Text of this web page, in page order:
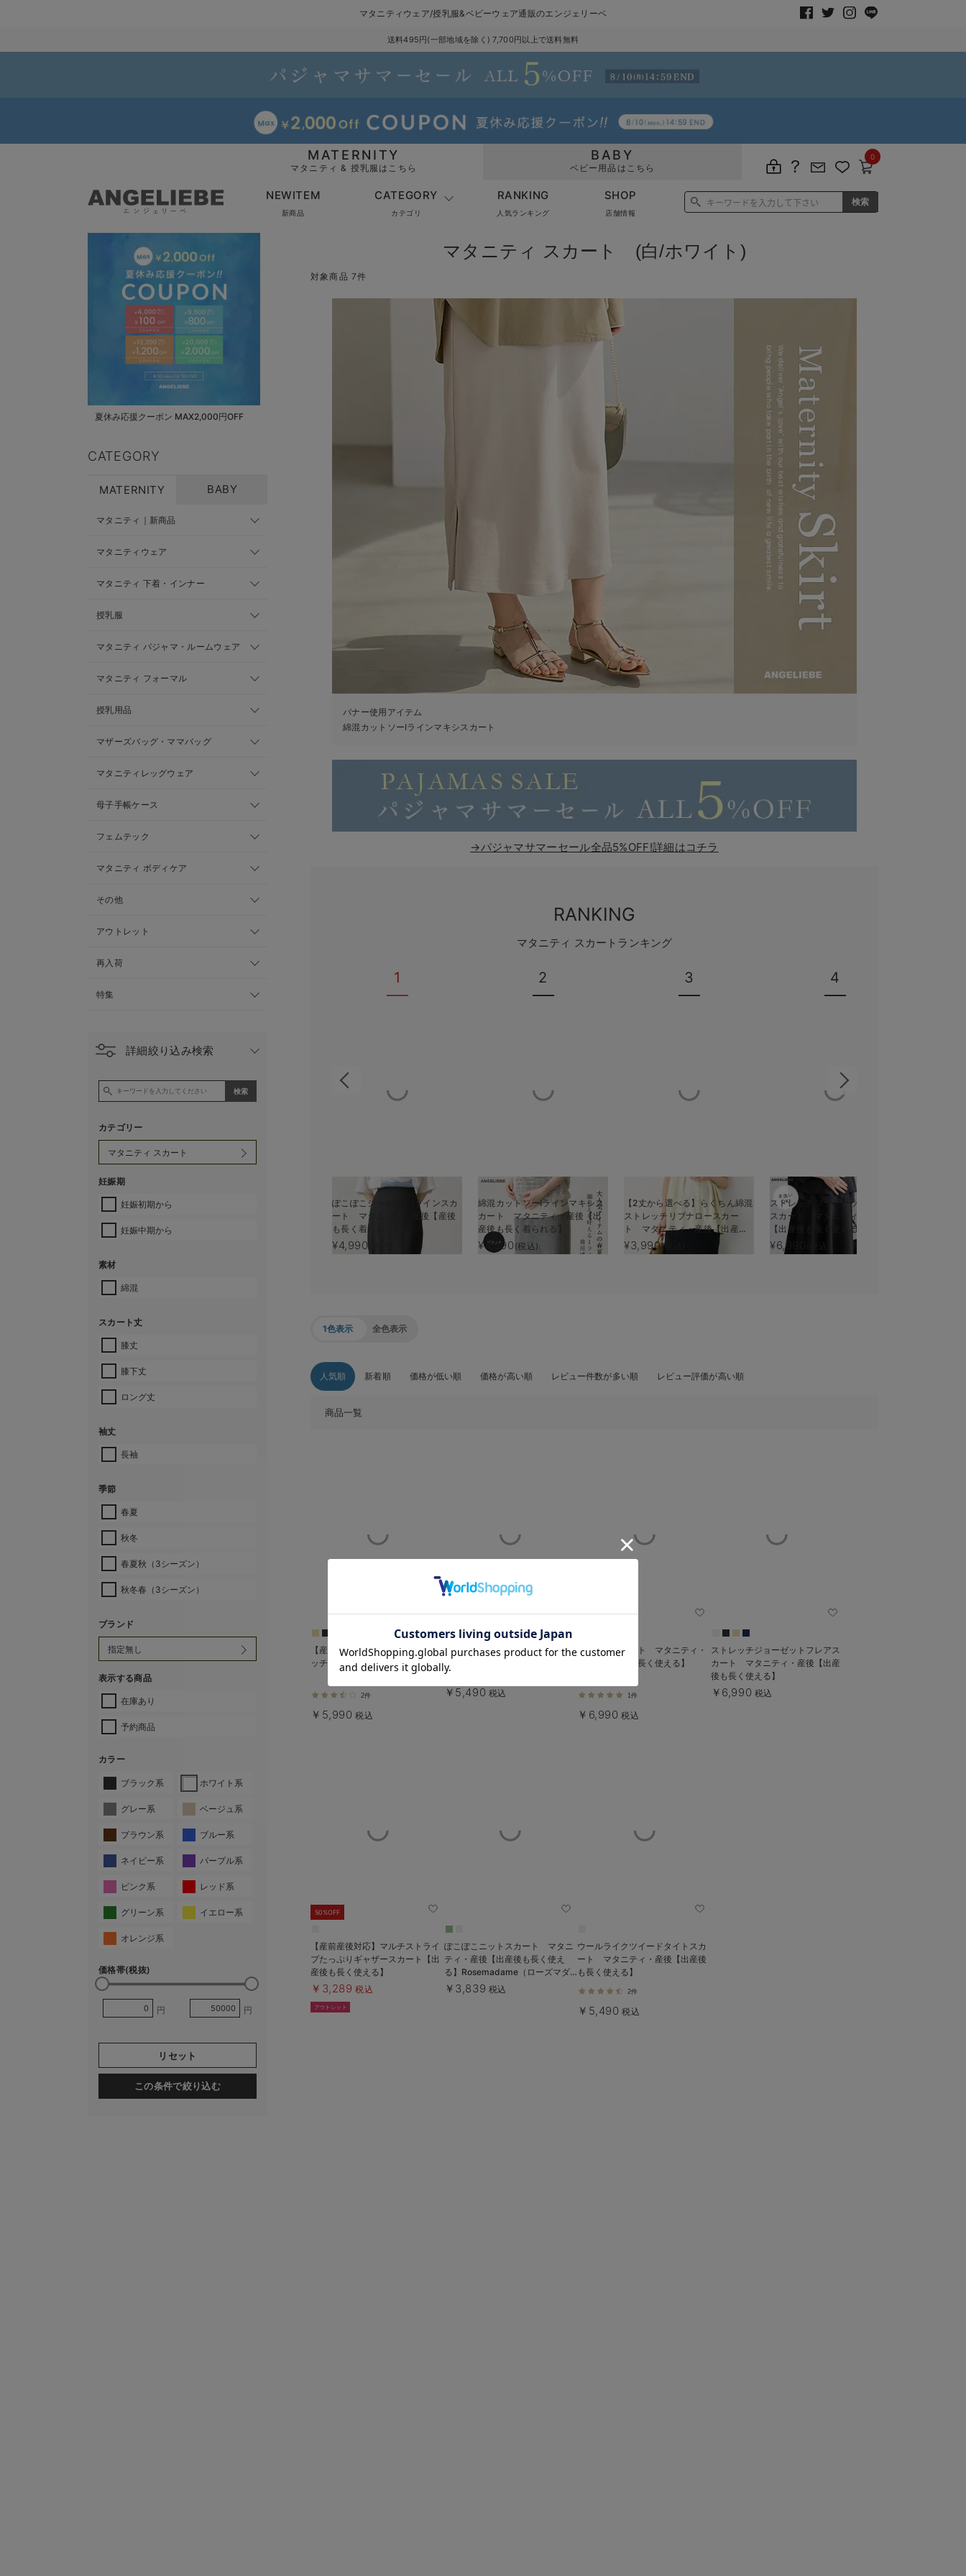
マタニティウェア/授乳服&ベビーウェア通販のエンジェリーベ
送料495円(一部地域を除く) 7,700円以上で送料無料
MATERNITY
マタニティ & 授乳服はこちら
BABY
ベビー用品はこちら
0
NEWITEM
新商品
CATEGORY
カテゴリ
RANKING
人気ランキング
SHOP
店舗情報
夏休み応援クーポン MAX2,000円OFF
CATEGORY
MATERNITY BABY
マタニティ｜新商品
マタニティウェア
マタニティ 下着・インナー
授乳服
マタニティ パジャマ・ルームウェア
マタニティ フォーマル
授乳用品
マザーズバッグ・ママバッグ
マタニティレッグウェア
母子手帳ケース
フェムテック
マタニティ ボディケア
その他
アウトレット
再入荷
特集
詳細絞り込み検索
カテゴリー
妊娠期
妊娠初期から
妊娠中期から
素材
綿混
スカート丈
膝丈
膝下丈
ロング丈
袖丈
長袖
季節
春夏
秋冬
春夏秋（3シーズン）
秋冬春（3シーズン）
ブランド
表示する商品
在庫あり
予約商品
カラー
ブラック系 ホワイト系
グレー系 ベージュ系
ブラウン系 ブルー系
ネイビー系 パープル系
ピンク系 レッド系
グリーン系 イエロー系
オレンジ系
価格帯(税抜)
円 円
リセット
この条件で絞り込む
マタニティ スカート (白/ホワイト)
対象商品 7件
バナー使用アイテム
綿混カットソーIラインマキシスカート
→パジャマサマーセール全品5%OFF!詳細はコチラ
RANKING
マタニティ スカートランキング
1
ぽこぽこジャガードIラインスカ
ート マタニティ・産後【産後
も長く着られる】
¥4,990
2
綿混カットソーIラインマキシス
カート マタニティ・産後【出
産後も長く着られる】
¥4,990 (税込)
3
【2丈から選べる】らくちん綿混
ストレッチリブナロースカー
ト マタニティ・産後【出産後
も長く使える】
¥3,990(税込)
4
ストレッチジョーゼットフレア
スカート マタニティ・産後
【出産後も長く使える】
¥6,990
1色表示 全色表示
人気順 新着順 価格が低い順 価格が高い順 レビュー件数が多い順 レビュー評価が高い順
商品一覧
【産前産後対応】フィットストレ
ッチジョーゼットタイトスカート
2件
￥5,990 税込
マーメイドスカート マタニテ
￥5,490 税込
プリーツスカート マタニティ・
産後【出産後も長く使える】
1件
￥6,990 税込
ストレッチジョーゼットフレアス
カート マタニティ・産後【出産
後も長く使える】
￥6,990 税込
50%OFF
【産前産後対応】マルチストライ
プたっぷりギャザースカート【出
産後も長く使える】
￥3,289 税込
ぽこぽこニットスカート マタニ
ティ・産後【出産後も長く使え
る】Rosemadame（ローズマダ
ム）
￥3,839 税込
ウールライクツイードタイトスカ
ート マタニティ・産後【出産後
も長く使える】
2件
￥5,490 税込
お気に入り商品を確認する